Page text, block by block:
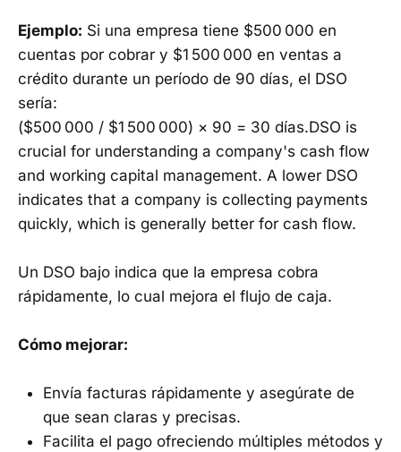
Ejemplo: Si una empresa tiene $500 000 en
cuentas por cobrar y $1 500 000 en ventas a
crédito durante un período de 90 días, el DSO
sería:
($500 000 / $1 500 000) × 90 = 30 días.DSO is
crucial for understanding a company's cash flow
and working capital management. A lower DSO
indicates that a company is collecting payments
quickly, which is generally better for cash flow.
Un DSO bajo indica que la empresa cobra
rápidamente, lo cual mejora el flujo de caja.
Cómo mejorar:
Envía facturas rápidamente y asegúrate de
que sean claras y precisas.
Facilita el pago ofreciendo múltiples métodos y